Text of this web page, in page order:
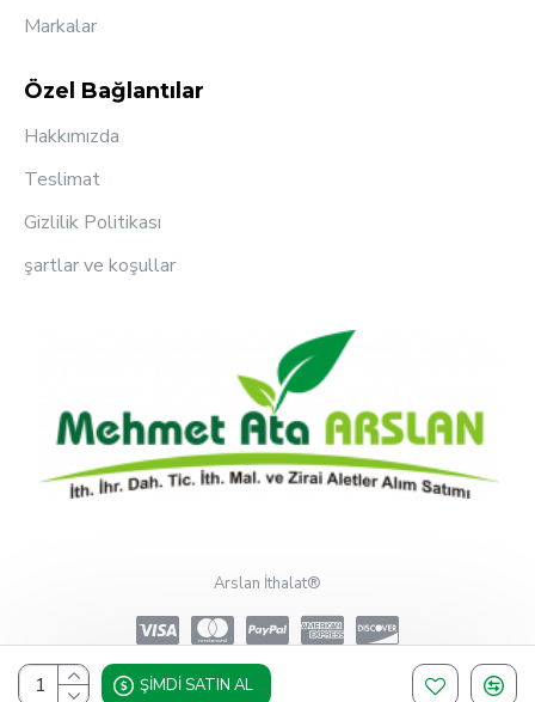
ŞIMDI SATIN AL
Markalar
Özel Bağlantılar
Hakkımızda
Teslimat
Gizlilik Politikası
şartlar ve koşullar
Arslan İthalat®